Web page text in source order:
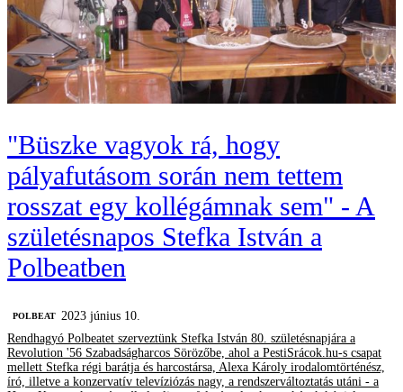
"Büszke vagyok rá, hogy
pályafutásom során nem tettem
rosszat egy kollégámnak sem" - A
születésnapos Stefka István a
Polbeatben
‎POLBEAT 2023 június 10.
Rendhagyó Polbeatet szerveztünk Stefka István 80. születésnapjára a
Revolution '56 Szabadságharcos Sörözőbe, ahol a PestiSrácok.hu-s csapat
mellett Stefka régi barátja és harcostársa, Alexa Károly irodalomtörténész,
író, illetve a konzervatív televíziózás nagy, a rendszerváltoztatás utáni - a